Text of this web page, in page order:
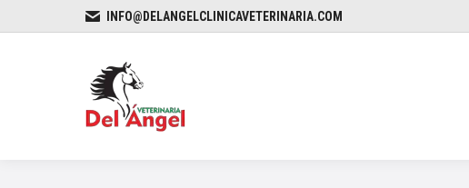
INFO@DELANGELCLINICAVETERINARIA.COM